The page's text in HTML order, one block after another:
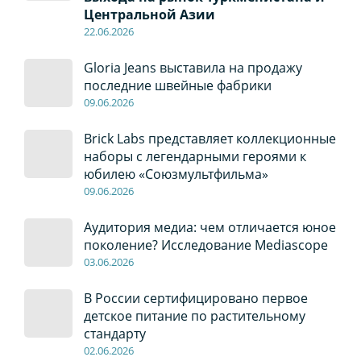
Центральной Азии
22.06.2026
Gloria Jeans выставила на продажу
последние швейные фабрики
09.06.2026
Brick Labs представляет коллекционные
наборы с легендарными героями к
юбилею «Союзмультфильма»
09.06.2026
Аудитория медиа: чем отличается юное
поколение? Исследование Mediascope
03.06.2026
В России сертифицировано первое
детское питание по растительному
стандарту
02.06.2026